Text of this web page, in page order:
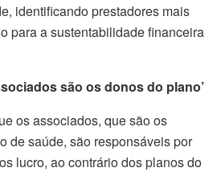
identificando prestadores mais
para a sustentabilidade financeira
são os donos do plano’
os associados, que são os
de saúde, são responsáveis por
lucro, ao contrário dos planos do